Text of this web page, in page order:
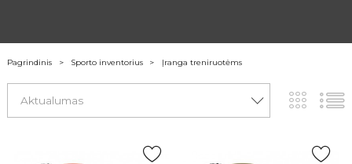
Pagrindinis Sporto inventorius Įranga treniruotėms
Aktualumas